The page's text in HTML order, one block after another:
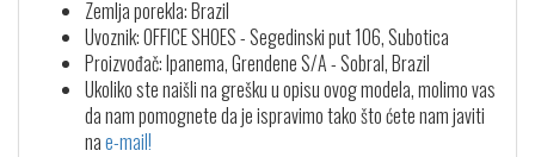
Zemlja porekla: Brazil
Uvoznik: OFFICE SHOES - Segedinski put 106, Subotica
Proizvođač: Ipanema, Grendene S/A - Sobral, Brazil
Ukoliko ste naišli na grešku u opisu ovog modela, molimo vas
da nam pomognete da je ispravimo tako što ćete nam javiti
nae-mail!